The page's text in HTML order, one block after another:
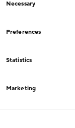
Selection
Necessary
Preferences
Statistics
Marketing